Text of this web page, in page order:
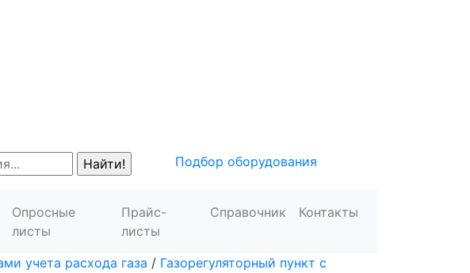
Подбор оборудования
Опросные
листы
Прайс-
листы
Справочник Контакты
учета расхода газа / Газорегуляторный пункт c